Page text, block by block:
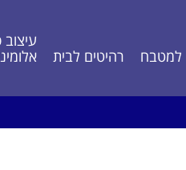
למטבח רהיטים לבית
עיצוב